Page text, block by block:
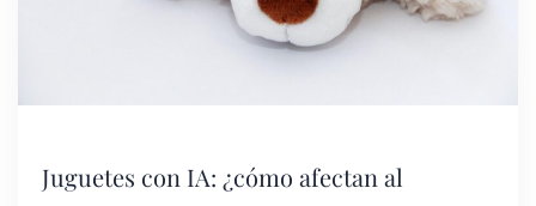
Juguetes con IA: ¿cómo afectan al